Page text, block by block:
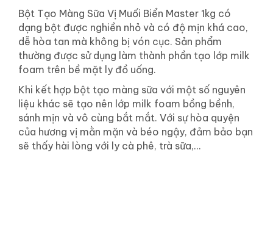
Bột Tạo Màng Sữa Vị Muối Biển Master 1kg có
dạng bột được nghiền nhỏ và có độ mịn khá cao,
dễ hòa tan mà không bị vón cục. Sản phẩm
thường được sử dụng làm thành phần tạo lớp milk
foam trên bề mặt ly đồ uống.
Khi kết hợp bột tạo màng sữa với một số nguyên
liệu khác sẽ tạo nên lớp milk foam bồng bềnh,
sánh mịn và vô cùng bắt mắt. Với sự hòa quyện
của hương vị mằn mặn và béo ngậy, đảm bảo bạn
sẽ thấy hài lòng với ly cà phê, trà sữa,…